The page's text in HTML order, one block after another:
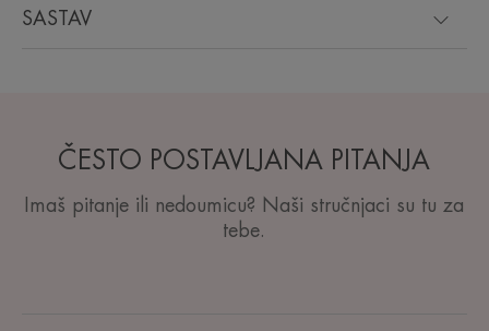
SASTAV
ČESTO POSTAVLJANA PITANJA
Imaš pitanje ili nedoumicu? Naši stručnjaci su tu za
tebe.